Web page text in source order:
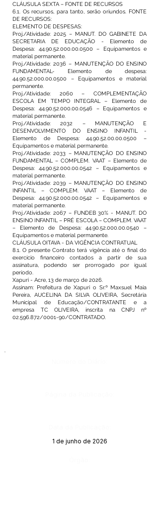
CLÁUSULA SEXTA – FONTE DE RECURSOS
6.1. Os recursos, para tanto, serão oriundos. FONTE
DE RECURSOS:
ELEMENTO DE DESPESAS:
Proj./Atividade: 2025 – MANUT. DO GABINETE DA
SECRETARIA DE EDUCAÇÃO - Elemento de
Despesa: 44.90.52.000.00.0500 – Equipamentos e
material permanente.
Proj./Atividade: 2036 – MANUTENÇÃO DO ENSINO
FUNDAMENTAL- Elemento de despesa:
44.90.52.000.00.0500 – Equipamentos e material
permanente.
Proj./Atividade: 2060 – COMPLEMENTAÇÃO
ESCOLA EM TEMPO INTEGRAL – Elemento de
Despesa: 44.90.52.000.00.0546 – Equipamentos e
material permanente.
Proj./Atividade: 2032 – MANUTENÇÃO E
DESENVOLVIMENTO DO ENSINO INFANTIL -
Elemento de Despesa: 44.90.52.00.00.0500 –
Equipamentos e material permanente.
Proj./Atividade: 2033 – MANUTENÇÃO DO ENSINO
FUNDAMENTAL – COMPLEM. VAAT – Elemento de
Despesa: 44.90.52.000.00.0542 – Equipamentos e
material permanente.
Proj./Atividade: 2039 – MANUTENÇÃO DO ENSINO
INFANTIL – COMPLEM. VAAT – Elemento de
Despesa: 44.90.52.000.00.0542 – Equipamentos e
material permanente.
Proj./Atividade: 2067 – FUNDEB 30% - MANUT. DO
ENSINO INFANTIL – PRÉ ESCOLA – COMPLEM. VAAT
– Elemento de Despesa: 44.90.52.000.00.0540 –
Equipamentos e material permanente.
CLÁUSULA OITAVA - DA VIGÊNCIA CONTRATUAL
8.1. O presente Contrato terá vigência até o final do
exercício financeiro contados a partir de sua
assinatura, podendo ser prorrogado por igual
período.
Xapuri - Acre, 13 de março de 2026.
Assinam: Prefeitura de Xapuri o Sr.º Maxsuel Maia
Pereira, AUCELINA DA SILVA OLIVEIRA, Secretária
Municipal de Educação/CONTRATANTE e a
empresa TC OLIVEIRA, inscrita na CNPJ nº
02.596.872/0001-90/CONTRATADO.
1 de junho de 2026